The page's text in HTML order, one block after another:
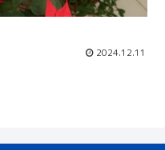
2024.12.11